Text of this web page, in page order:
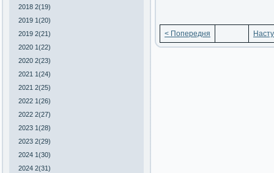
2018 2(19)
2019 1(20)
2019 2(21)
2020 1(22)
2020 2(23)
2021 1(24)
2021 2(25)
2022 1(26)
2022 2(27)
2023 1(28)
2023 2(29)
2024 1(30)
2024 2(31)
< Попередня